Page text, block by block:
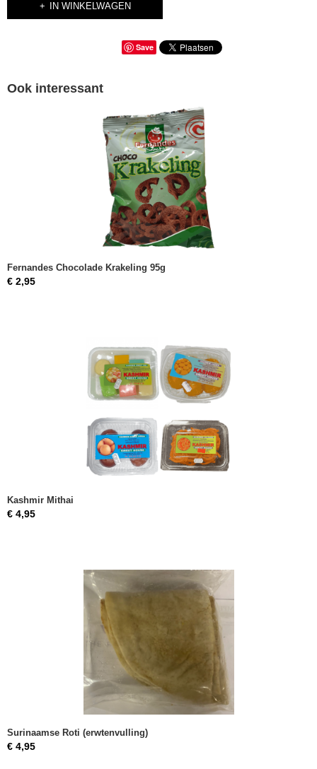
IN WINKELWAGEN
Save
Ook interessant
Fernandes Chocolade Krakeling 95g
€ 2,95
Kashmir Mithai
€ 4,95
Surinaamse Roti (erwtenvulling)
€ 4,95